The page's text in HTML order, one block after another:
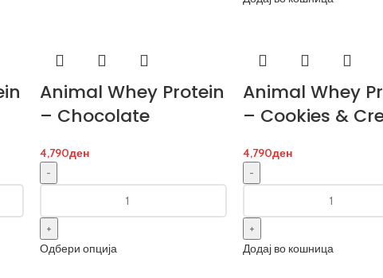
Animal Whey Protein
– Chocolate
4,790ден
Одбери опција
Animal Whey
– Cookies &
4,790ден
Додај во кошница